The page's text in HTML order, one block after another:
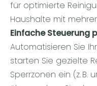
für optimierte
Haushalte mit
Einfache Steuerung
Automatisieren Sie
starten Sie gezielte
Sperrzonen ein (z.